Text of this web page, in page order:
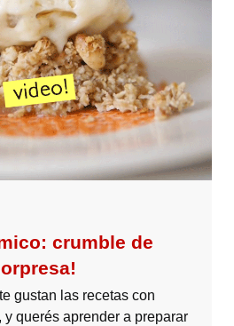
crumble de
gustan las recetas con
y querés aprender a preparar